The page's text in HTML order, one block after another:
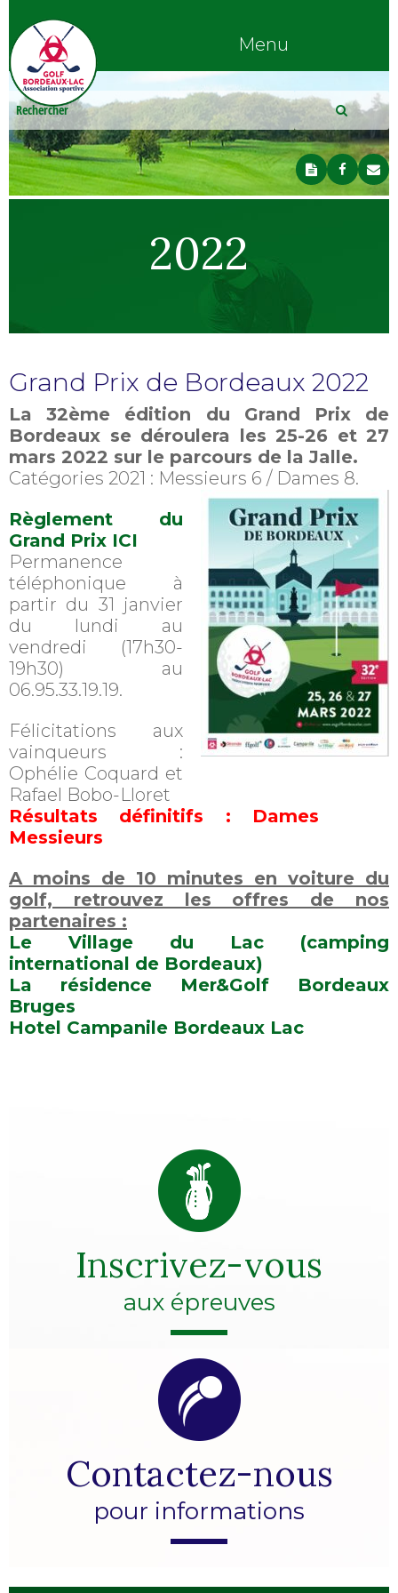
Menu
2022
Grand Prix de Bordeaux 2022
La 32ème édition du Grand Prix de
Bordeaux se déroulera les 25-26 et 27
mars 2022 sur le parcours de la Jalle.
Catégories 2021 : Messieurs 6 / Dames 8.
Règlement du
Grand Prix ICI
Permanence
téléphonique à
partir du 31 janvier
du lundi au
vendredi (17h30-
19h30) au
06.95.33.19.19.
Félicitations aux
vainqueurs :
Ophélie Coquard et
Rafael Bobo-Lloret
Résultats définitifs : Dames
Messieurs
A moins de 10 minutes en voiture du
golf, retrouvez les offres de nos
partenaires :
Le Village du Lac (camping
international de Bordeaux)
La résidence Mer&Golf Bordeaux
Bruges
Hotel Campanile Bordeaux Lac
Inscrivez-vous
aux épreuves
Contactez-nous
pour informations